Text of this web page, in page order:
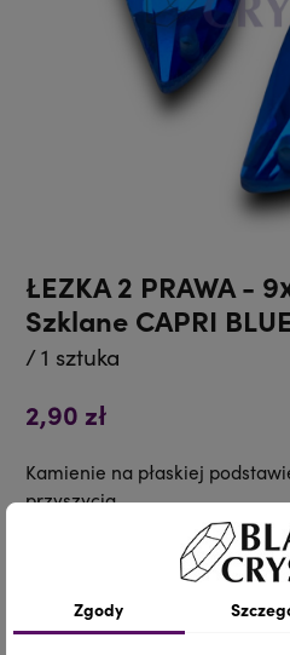
ŁEZKA 2 PRAWA -
Szklane CAPRI
/ 1 sztuka
2,90 zł
Kamienie na płaskiej
przyszycia.
Szczegóły
Zgody